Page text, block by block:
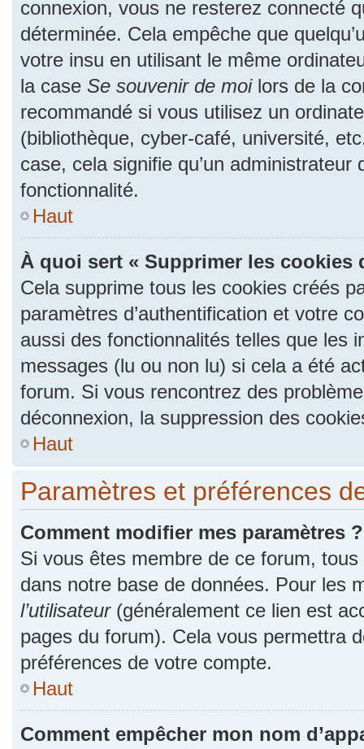
connexion, vous ne resterez connecté
déterminée. Cela empêche que
votre insu en utilisant le même
la case Se souvenir de moilors de la
recommandé si vous utilisez un
(bibliothèque, cyber-café, université,
case, cela signifie qu’un
fonctionnalité.
Haut
À quoi sert « Supprimer les cookies
Cela supprime tous les cookies créés
paramètres d’authentification et votre
aussi des fonctionnalités telles que les
messages (lu ou non lu) si cela a été
forum. Si vous rencontrez des
déconnexion, la suppression des
Haut
Paramètres et préférences
Comment modifier mes paramètres ?
Si vous êtes membre de ce forum,
dans notre base de données. Pour les
l’utilisateur(généralement ce lien est
pages du forum). Cela vous permettra
préférences de votre compte.
Haut
Comment empêcher mon nom